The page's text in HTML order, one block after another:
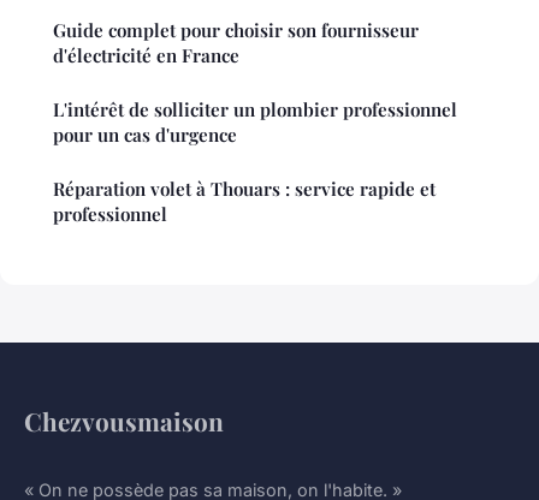
Guide complet pour choisir son fournisseur
d'électricité en France
L'intérêt de solliciter un plombier professionnel
pour un cas d'urgence
Réparation volet à Thouars : service rapide et
professionnel
Chezvousmaison
« On ne possède pas sa maison, on l'habite. »